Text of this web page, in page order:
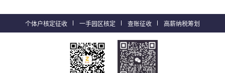
个体户核定征收 一手园区核定 查账征收 高薪纳税筹划